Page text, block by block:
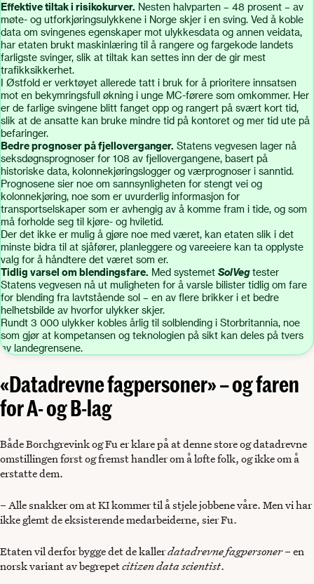
Effektive tiltak i risikokurver. Nesten halvparten – 48 prosent – av
møte- og utforkjøringsulykkene i Norge skjer i en sving. Ved å koble
data om svingenes egenskaper mot ulykkesdata og annen veidata,
har etaten brukt maskinlæring til å rangere og fargekode landets
farligste svinger, slik at tiltak kan settes inn der de gir mest
trafikksikkerhet.
I Østfold er verktøyet allerede tatt i bruk for å prioritere innsatsen
mot en bekymringsfull økning i unge MC-førere som omkommer. Her
er de farlige svingene blitt fanget opp og rangert på svært kort tid,
slik at de ansatte kan bruke mindre tid på kontoret og mer tid ute på
befaringer.
Bedre prognoser på fjelloverganger. Statens vegvesen lager nå
seksdøgnsprognoser for 108 av fjellovergangene, basert på
historiske data, kolonnekjøringslogger og værprognoser i sanntid.
Prognosene sier noe om sannsynligheten for stengt vei og
kolonnekjøring, noe som er uvurderlig informasjon for
transportselskaper som er avhengig av å komme fram i tide, og som
må forholde seg til kjøre- og hviletid.
Der det ikke er mulig å gjøre noe med været, kan etaten slik i det
minste bidra til at sjåfører, planleggere og vareeiere kan ta opplyste
valg for å håndtere det været som er.
Tidlig varsel om blendingsfare. Med systemet SolVegtester
Statens vegvesen nå ut muligheten for å varsle bilister tidlig om fare
for blending fra lavtstående sol – en av flere brikker i et bedre
helhetsbilde av hvorfor ulykker skjer.
Rundt 3 000 ulykker kobles årlig til solblending i Storbritannia, noe
som gjør at kompetansen og teknologien på sikt kan deles på tvers
av landegrensene.
«Datadrevne fagpersoner» – og faren
for A- og B-lag
Både Borchgrevink og Fu er klare på at denne store og datadrevne
omstillingen først og fremst handler om å løfte folk, og ikke om å
erstatte dem.
– Alle snakker om at KI kommer til å stjele jobbene våre. Men vi har
ikke glemt de eksisterende medarbeiderne, sier Fu.
Etaten vil derfor bygge det de kallerdatadrevne fagpersoner– en
norsk variant av begrepetcitizen data scientist.